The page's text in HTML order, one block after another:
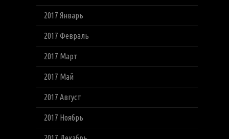
2017 Январь
2017 Февраль
2017 Март
2017 Май
2017 Август
2017 Ноябрь